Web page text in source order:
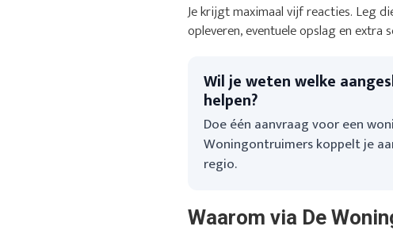
Je krijgt maximaal vijf reacties. Leg
opleveren, eventuele opslag en extra
Wil je weten welke
helpen?
Doe één aanvraag voor een
Woningontruimers koppelt je
regio.
Waarom via De